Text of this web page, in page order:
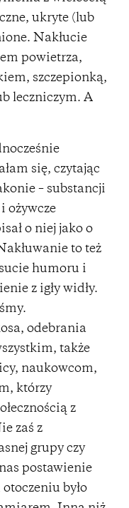
ukryte (lub
Nakłucie
powietrza,
szczepionką,
leczniczym. A
się, czytając
– substancji
ożywcze
o niej jako o
to też
humoru i
z igły widły.
odebrania
także
naukowcom,
którzy
z
zaś z
grupy czy
postawienie
było